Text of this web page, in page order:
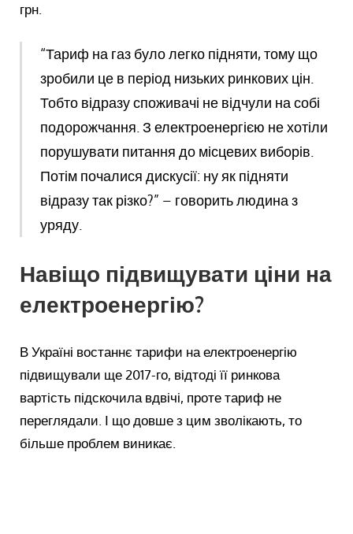
грн.
“Тариф на газ було легко підняти, тому що
зробили це в період низьких ринкових цін.
Тобто відразу споживачі не відчули на собі
подорожчання. З електроенергією не хотіли
порушувати питання до місцевих виборів.
Потім почалися дискусії: ну як підняти
відразу так різко?” – говорить людина з
уряду.
Навіщо підвищувати ціни на
електроенергію?
В Україні востаннє тарифи на електроенергію
підвищували ще 2017-го, відтоді її ринкова
вартість підскочила вдвічі, проте тариф не
переглядали. І що довше з цим зволікають, то
більше проблем виникає.